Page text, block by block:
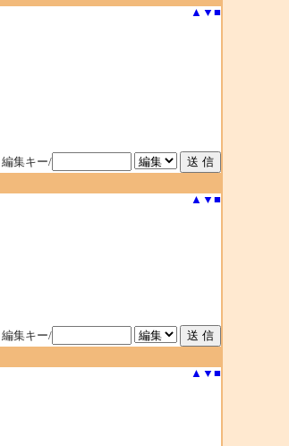
▲ ▼ ■
編集キー/
▲ ▼ ■
編集キー/
▲ ▼ ■